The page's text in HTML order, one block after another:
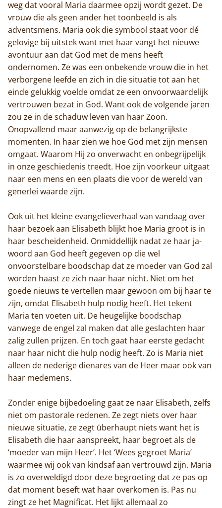
Trappisten
De abdij
Actueel
Monnik worden
Contact
weg dat vooral Maria daarmee opzij wordt gezet. De
vrouw die als geen ander het toonbeeld is als
adventsmens. Maria ook die symbool staat voor dé
gelovige bij uitstek want met haar vangt het nieuwe
avontuur aan dat God met de mens heeft
ondernomen. Ze was een onbekende vrouw die in het
verborgene leefde en zich in die situatie tot aan het
einde gelukkig voelde omdat ze een onvoorwaardelijk
vertrouwen bezat in God. Want ook de volgende jaren
zou ze in de schaduw leven van haar Zoon.
Onopvallend maar aanwezig op de belangrijkste
momenten. In haar zien we hoe God met zijn mensen
omgaat. Waarom Hij zo onverwacht en onbegrijpelijk
in onze geschiedenis treedt. Hoe zijn voorkeur uitgaat
naar een mens en een plaats die voor de wereld van
generlei waarde zijn.
Ook uit het kleine evangelieverhaal van vandaag over
haar bezoek aan Elisabeth blijkt hoe Maria groot is in
haar bescheidenheid. Onmiddellijk nadat ze haar ja-
woord aan God heeft gegeven op die wel
onvoorstelbare boodschap dat ze moeder van God zal
worden haast ze zich naar haar nicht. Niet om het
goede nieuws te vertellen maar gewoon om bij haar te
zijn, omdat Elisabeth hulp nodig heeft. Het tekent
Maria ten voeten uit. De heugelijke boodschap
vanwege de engel zal maken dat alle geslachten haar
zalig zullen prijzen. En toch gaat haar eerste gedacht
naar haar nicht die hulp nodig heeft. Zo is Maria niet
alleen de nederige dienares van de Heer maar ook van
haar medemens.
Zonder enige bijbedoeling gaat ze naar Elisabeth, zelfs
niet om pastorale redenen. Ze zegt niets over haar
nieuwe situatie, ze zegt überhaupt niets want het is
Elisabeth die haar aanspreekt, haar begroet als de
‘moeder van mijn Heer’. Het ‘Wees gegroet Maria’
waarmee wij ook van kindsaf aan vertrouwd zijn. Maria
is zo overweldigd door deze begroeting dat ze pas op
dat moment beseft wat haar overkomen is. Pas nu
zingt ze het Magnificat. Het lijkt allemaal zo